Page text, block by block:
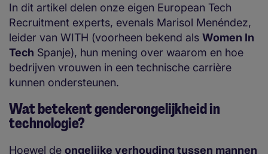
In dit artikel delen onze eigen European Tech
Recruitment experts, evenals Marisol Menéndez,
leider van WITH (voorheen bekend als Women In
Tech Spanje), hun mening over waarom en hoe
bedrijven vrouwen in een technische carrière
kunnen ondersteunen.
Wat betekent genderongelijkheid in
technologie?
Hoewel de ongelijke verhouding tussen mannen